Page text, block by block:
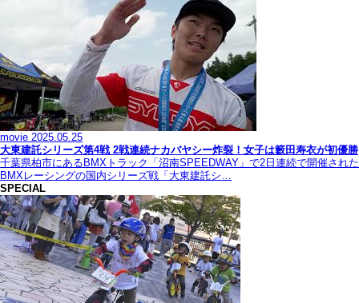
movie 2025.05.25
大東建託シリーズ第4戦 2戦連続ナカバヤシー炸裂！女子は籔田寿衣が初優勝
千葉県柏市にあるBMXトラック「沼南SPEEDWAY」で2日連続で開催された
BMXレーシングの国内シリーズ戦「大東建託シ…
SPECIAL